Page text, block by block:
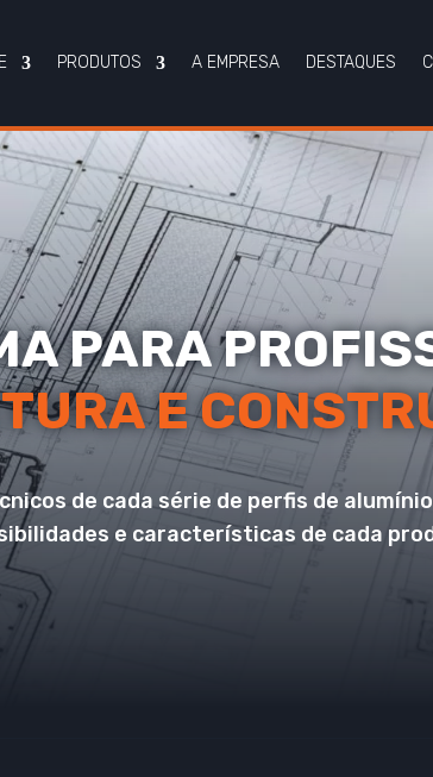
PRODUTOS A EMPRESA DESTAQUES
PARA
E
de cada série de perfis de
e características de cada